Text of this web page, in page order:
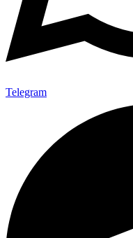
Telegram